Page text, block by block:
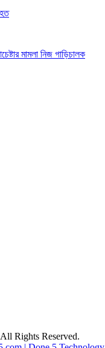
মামলা নিজ গাড়িচালক
Rights Reserved.